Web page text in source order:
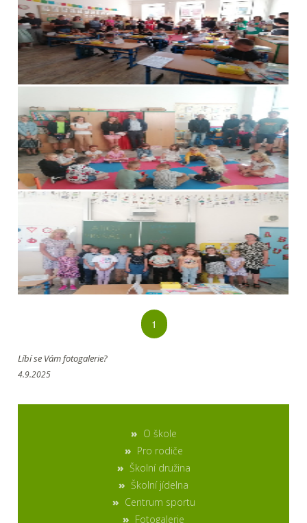
1
Líbí se Vám fotogalerie?
4.9.2025
O škole
Pro rodiče
Školní družina
Školní jídelna
Centrum sportu
Fotogalerie